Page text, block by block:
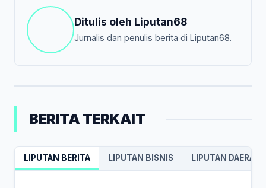
Ditulis oleh Liputan68
Jurnalis dan penulis berita di Liputan68.
BERITA TERKAIT
LIPUTAN BERITA LIPUTAN BISNIS LIPUTAN DAERAH